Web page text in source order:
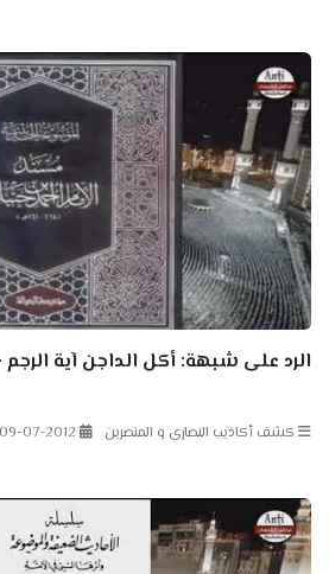
الرد على شبهة: أكل الداجن آية
كشف أكاذيب النصارى و المنصرين 09-07-2012